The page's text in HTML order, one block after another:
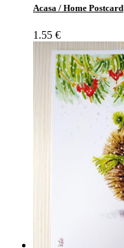
Acasa / Home Postcard
1.55 €